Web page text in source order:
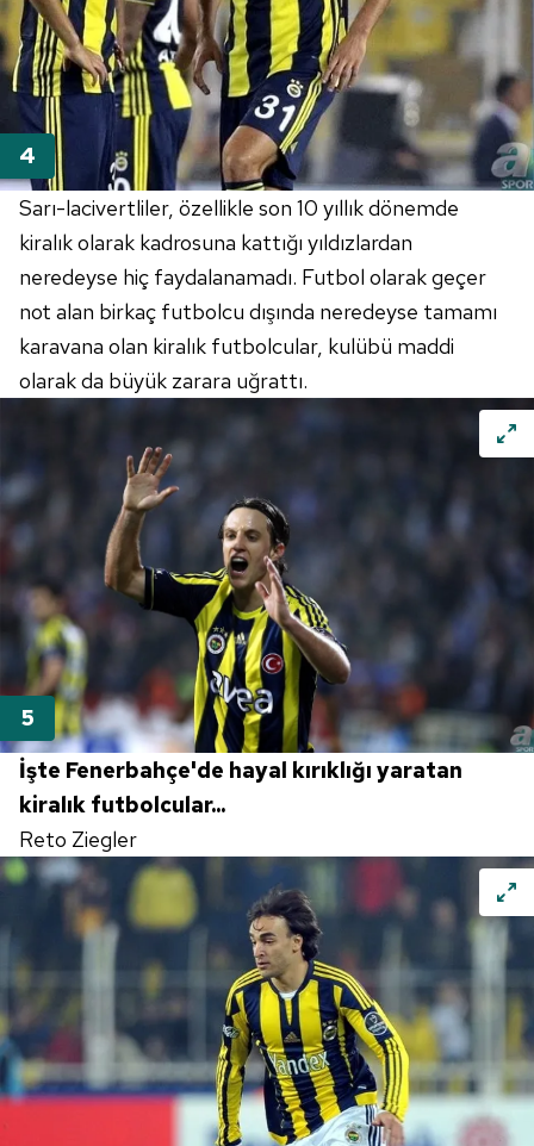
Sarı-lacivertliler, özellikle son 10 yıllık dönemde
kiralık olarak kadrosuna kattığı yıldızlardan
neredeyse hiç faydalanamadı. Futbol olarak geçer
not alan birkaç futbolcu dışında neredeyse tamamı
karavana olan kiralık futbolcular, kulübü maddi
olarak da büyük zarara uğrattı.
İşte Fenerbahçe'de hayal kırıklığı yaratan
kiralık futbolcular...
Reto Ziegler